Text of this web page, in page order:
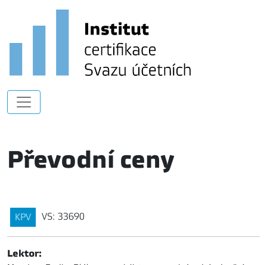
Převodní ceny
KPV VS: 33690
Lektor: